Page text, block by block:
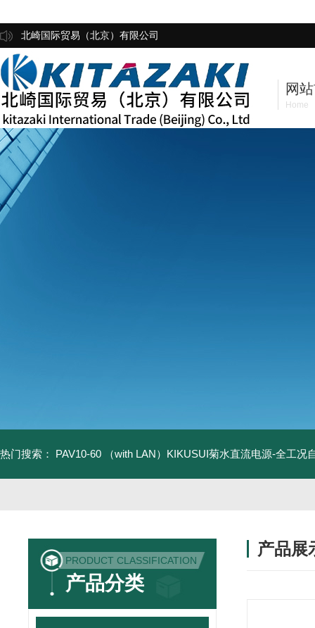
北崎国际贸易（北京）有限公司
网
Home
热门搜索： PAV10-60 （with LAN）KIKUSUI菊水直流电源-全工况
PRODUCT CLASSIFICATION
产品分类
产品展